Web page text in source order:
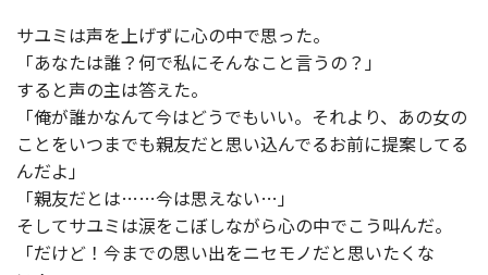
サユミは声を上げずに心の中で思った。
「あなたは誰？何で私にそんなこと言うの？」
すると声の主は答えた。
「俺が誰かなんて今はどうでもいい。それより、あの女の
ことをいつまでも親友だと思い込んでるお前に提案してる
んだよ」
「親友だとは……今は思えない…」
そしてサユミは涙をこぼしながら心の中でこう叫んだ。
「だけど！今までの思い出をニセモノだと思いたくな